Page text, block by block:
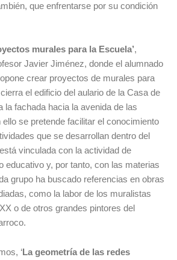
que enfrentarse por su condición
murales para la Escuela’,
Javier Jiménez, donde el alumnado
crear proyectos de murales para
el edificio del aulario de la Casa de
la fachada hacia la avenida de las
se pretende facilitar el conocimiento
que se desarrollan dentro del
vinculada con la actividad de
educativo y, por tanto, con las materias
grupo ha buscado referencias en obras
como la labor de los muralistas
o de otros grandes pintores del
‘La geometría de las redes